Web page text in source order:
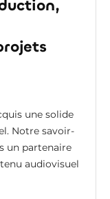
une solide
Notre savoir-
un partenaire
audiovisuel